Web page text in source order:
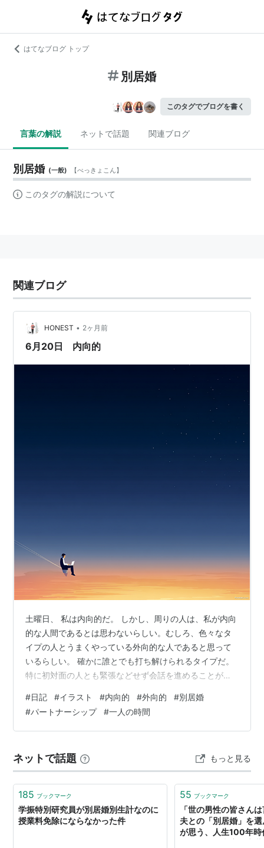
はてなブログ トップ
別居婚
このタグでブログを書く
言葉の解説 ネットで話題 関連ブログ
別居婚 (一般) 【べっきょこん】
このタグの解説について
関連ブログ
HONEST • 2ヶ月前
6月20日 内向的
土曜日、 私は内向的だ。 しかし、周りの人は、私が内向
的な人間であるとは思わないらしい。むしろ、色々なタ
イプの人とうまくやっている外向的な人であると思って
いるらしい。 確かに誰とでも打ち解けられるタイプだ。
特に初対面の人とも緊張などせず会話を進めることが出
禍。あまり大きな声では言えないけれど、私はコロナ禍
の自粛は大歓迎であった。不要不急の外出を避ける、お
うち時間、リモート会議。人によっては、誰かと一緒に
という人もいたけれど、僕は逆だ。ナニコレ最高じゃ
ん。そんな風に思っていた。 そしてもう一つ。…
#日記 #イラスト #内向的 #外向的 #別居婚
#パートナーシップ #一人の時間
ネットで話題 もっと見る
185 ブックマーク
学振特別研究員が別居婚別生計なのに
授業料免除にならなかった件
55 ブックマーク
「世の男性の皆さん
夫との「別居婚」を
が思う、人生100年時